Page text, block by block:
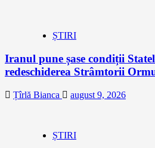
ȘTIRI
Iranul pune șase condiții
redeschiderea Strâmtorii
Țîrlă Bianca august 9, 2026
ȘTIRI